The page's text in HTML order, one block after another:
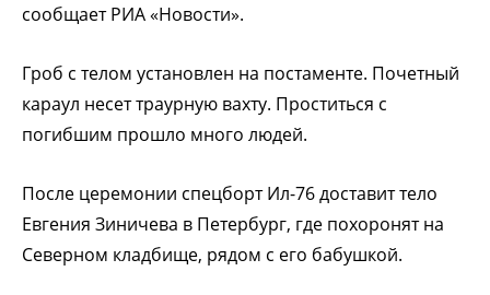
сообщает РИА «Новости».
Гроб с телом установлен на постаменте. Почетный
караул несет траурную вахту. Проститься с
погибшим прошло много людей.
После церемонии спецборт Ил-76 доставит тело
Евгения Зиничева в Петербург, где похоронят на
Северном кладбище, рядом с его бабушкой.